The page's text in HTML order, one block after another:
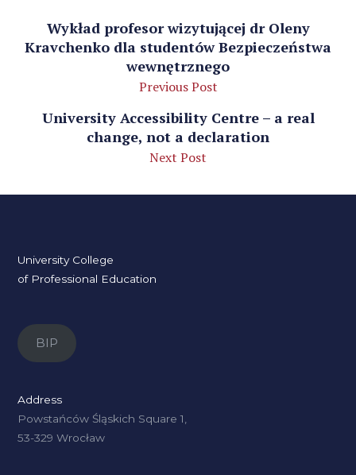
Wykład profesor wizytującej dr Oleny
Kravchenko dla studentów Bezpieczeństwa
wewnętrznego
Previous Post
University Accessibility Centre – a real
change, not a declaration
Next Post
University College
of Professional Education
BIP
Address
Powstańców Śląskich Square 1,
53-329 Wrocław